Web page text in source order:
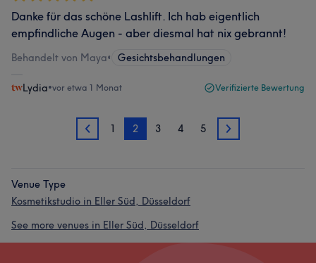
Danke für das schöne Lashlift. Ich hab eigentlich
empfindliche Augen - aber diesmal hat nix gebrannt!
Behandelt von Maya• Gesichtsbehandlungen
Lydia•vor etwa 1 Monat Verifizierte Bewertung
1 1 2 3 4 5 3
Venue Type
Kosmetikstudio in Eller Süd, Düsseldorf
See more venues in Eller Süd, Düsseldorf